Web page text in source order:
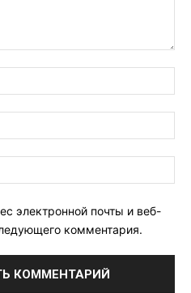
электронной почты и веб-
комментария.